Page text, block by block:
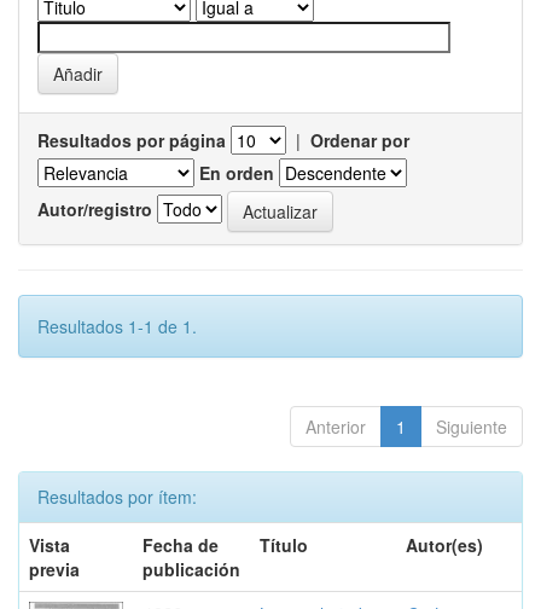
Resultados por página | Ordenar por
En orden
Autor/registro
Resultados 1-1 de 1.
Anterior 1 Siguiente
Resultados por ítem:
Vista
previa
Fecha de
publicación
Título Autor(es)